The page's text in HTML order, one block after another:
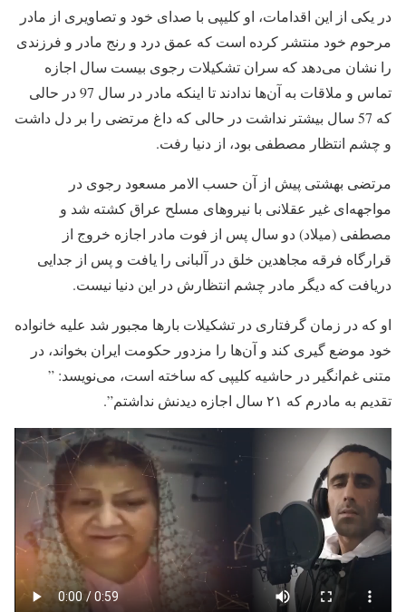
در یکی از این اقدامات، او کلیپی با صدای خود و تصاویری از مادر
مرحوم خود منتشر کرده است که عمق درد و رنج مادر و فرزندی
را نشان می‌دهد که سران تشکیلات رجوی بیست سال اجازه
تماس و ملاقات به آن‌ها ندادند تا اینکه مادر در سال 97 در حالی
که 57 سال بیشتر نداشت در حالی که داغ مرتضی را بر دل داشت
و چشم انتظار مصطفی بود، از دنیا رفت.
مرتضی بهشتی پیش از آن حسب الامر مسعود رجوی در
مواجهه‌ای غیر عقلانی با نیروهای مسلح عراق کشته شد و
مصطفی (میلاد) دو سال پس از فوت مادر اجازه خروج از
قرارگاه فرقه مجاهدین خلق در آلبانی را یافت و پس از جدایی
دریافت که دیگر مادر چشم انتظارش در این دنیا نیست.
او که در زمان گرفتاری در تشکیلات بارها مجبور شد علیه خانواده
خود موضع گیری کند و آن‌ها را مزدور حکومت ایران بخواند، در
متنی غم‌انگیر در حاشیه کلیپی که ساخته است، می‌نویسد: ”
تقدیم به مادرم که ۲۱ سال اجازه دیدنش نداشتم”.